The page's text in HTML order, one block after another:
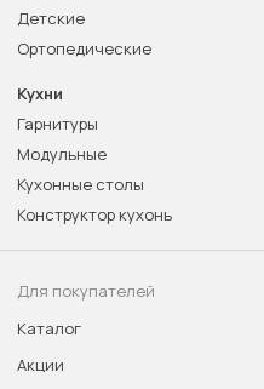
Детские
Ортопедические
Кухни
Гарнитуры
Модульные
Кухонные столы
Конструктор кухонь
Для покупателей
Каталог
Акции